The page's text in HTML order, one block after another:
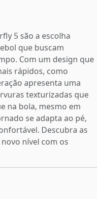
5 são a escolha
que buscam
Com um design que
rápidos, como
apresenta uma
texturizadas que
na bola, mesmo em
se adapta ao pé,
Descubra as
nível com os